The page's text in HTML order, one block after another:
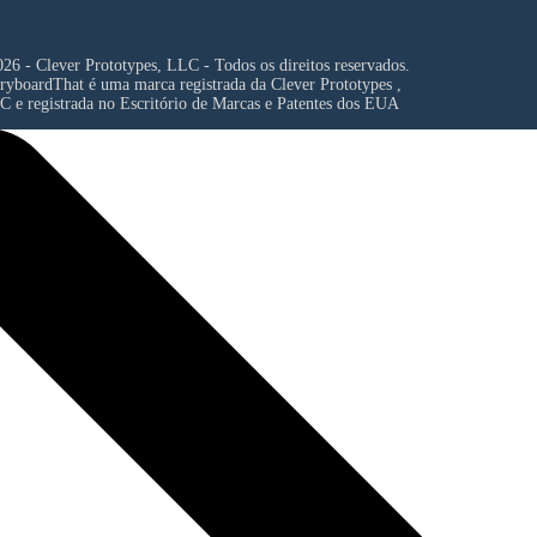
- Clever Prototypes, LLC - Todos os direitos reservados.
é uma marca registrada da Clever Prototypes ,
e registrada no Escritório de Marcas e Patentes dos EUA